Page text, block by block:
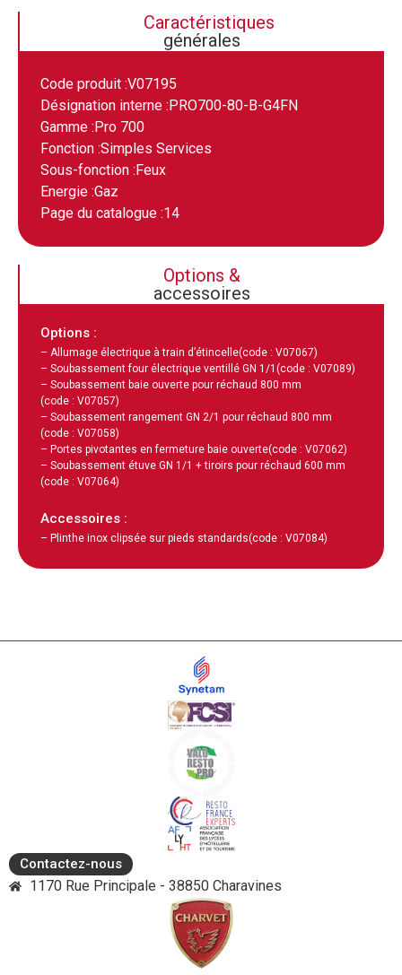
Caractéristiques
générales
Code produit :V07195
Désignation interne :PRO700-80-B-G4FN
Gamme :Pro 700
Fonction :Simples Services
Sous-fonction :Feux
Energie :Gaz
Page du catalogue :14
Options &
accessoires
Options :
– Allumage électrique à train d’étincelle(code : V07067)
– Soubassement four électrique ventillé GN 1/1 (code : V07089)
– Soubassement baie ouverte pour réchaud 800 mm
(code : V07057)
– Soubassement rangement GN 2/1 pour réchaud 800 mm
(code : V07058)
– Portes pivotantes en fermeture baie ouverte(code : V07062)
– Soubassement étuve GN 1/1 + tiroirs pour réchaud 600 mm
(code : V07064)
Accessoires :
– Plinthe inox clipsée sur pieds standards(code : V07084)
Contactez-nous
1170 Rue Principale - 38850 Charavines